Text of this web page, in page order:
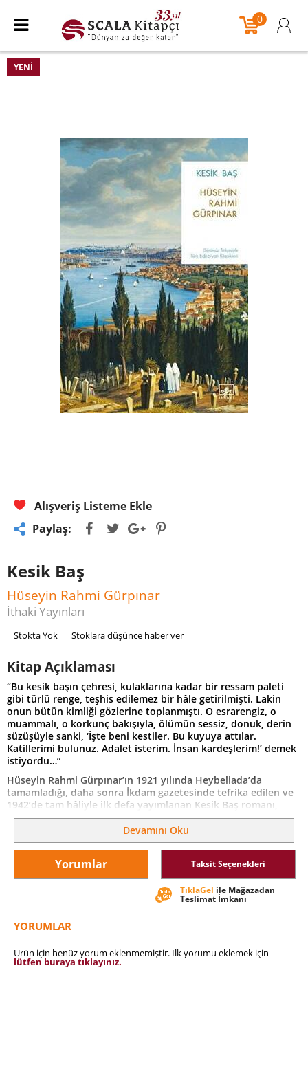
0
YENI
Alışveriş Listeme Ekle
Paylaş:
Kesik Baş
Hüseyin Rahmi Gürpınar
İthaki Yayınları
Stokta Yok Stoklara düşünce haber ver
Kitap Açıklaması
“Bu kesik başın çehresi, kulaklarına kadar bir ressam paleti
gibi türlü renge, teşhis edilemez bir hâle getirilmişti. Lakin
onun bütün kimliği gözlerine toplanmıştı. O esrarengiz, o
muammalı, o korkunç bakışıyla, ölümün sessiz, donuk, derin
süzüşüyle sanki, ‘İşte beni kestiler. Bu kuyuya attılar.
Katillerimi bulunuz. Adalet isterim. İnsan kardeşlerim!’ demek
istiyordu…”
Hüseyin Rahmi Gürpınar’ın 1921 yılında Heybeliada’da
tamamladığı, daha sonra İkdam gazetesinde tefrika edilen ve
1942’de tam hâliyle ilk defa yayımlanan Kesik Baş romanı,
mizahtan, yaşadığı şehrin sokaklarında konuşulan dili
yansıtmaktan ve zevkli bir okuma tecrübesi yaşatmaktan asla
vazgeçmeyen yazardan gerilim dozu yüksek bir cinayet
hikâyesi.
Bir kuyunun dibinde bezlere sarılmış vaziyette kesik bir baş
bulunur. Bu korkunç cinayetin üzerindeki sır perdesini
aralamak üzere açılan tahkikatla görevli zabıta Remzi ve
acayip gizemin tam göbeğine düşerler.
çaylak yardımcısı, mantık yoluyla çözülen cinayet gibi
öğeleriyle Türk edebiyatının ilk polisiye romanlarından biri.
Devamını Oku
Yorumlar Taksit Seçenekleri
TıklaGel ile Mağazadan
Teslimat İmkanı
YORUMLAR
Ürün için henüz yorum eklenmemiştir. İlk yorumu eklemek için
lütfen buraya tıklayınız.